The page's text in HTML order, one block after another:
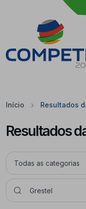
Saltar para o conteúdo
Início Resultados
Resultados